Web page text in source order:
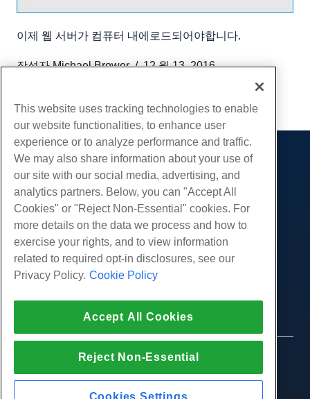
이제 웹 서버가 컴퓨터 내에로드되어야합니다.
작성자 Michael Brower/12 월 13, 2016
제품
웹 호스팅
비즈니스 호스팅
리셀러 호스팅
화이트 라벨 리셀러
관리되는 리눅스 VPS
관리되지 않는 리눅스 VPS
관리 창 VPS
관리되지 않는 Windows VPS
클라우드 서버
블록 스토리지
서비스
웹 사이트 마이그레이션
커뮤니티
제품 문서
회사
회사 소개
프레스
적법한
우리와 함께 라이브 채팅
지원권을 엽니 다
우리에게 이메일 보내기
우리에게 전화하십시오 (888) 404-1279
© 2010-2026 Hostwinds, ㅏ HostPapa Inc. 회사.
This website uses tracking technologies to enable
our website functionalities, to enhance user
experience or to analyze performance and traffic.
We may also share information about your use of
our site with our social media, advertising, and
analytics partners. Below, you can "Accept All
Cookies" or "Reject Non-Essential" cookies. For
more details on the data we process and how to
exercise your rights, and to view information
related to required opt-in disclosures, see our
Privacy Policy. Cookie Policy
Accept All Cookies
Reject Non-Essential